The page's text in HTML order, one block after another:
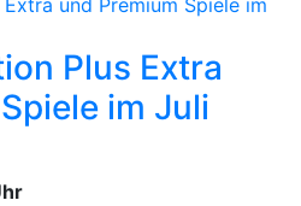
Plus Extra
im Juli